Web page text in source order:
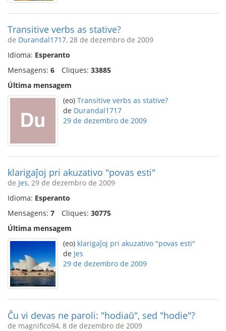
Transitive verbs as stative?
de Durandal1717, 28 de dezembro de 2009
Idioma: Esperanto
Mensagens: 6 Cliques: 33885
Última mensagem
(eo) Transitive verbs as stative?
de Durandal1717
29 de dezembro de 2009
klarigaĵoj pri akuzativo "povas esti"
de Jes, 29 de dezembro de 2009
Idioma: Esperanto
Mensagens: 7 Cliques: 30775
Última mensagem
(eo) klarigaĵoj pri akuzativo "povas esti"
de Jes
29 de dezembro de 2009
Ĉu vi devas ne paroli: "hodiaŭ", sed "hodie"?
de magnifico94, 8 de dezembro de 2009